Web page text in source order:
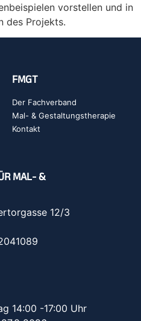
vorstellen und in
des Projekts.
FMGT
Der Fachverband
Mal- & Gestaltungstherapie
Kontakt
MAL- &
12/3
14:00 -17:00 Uhr